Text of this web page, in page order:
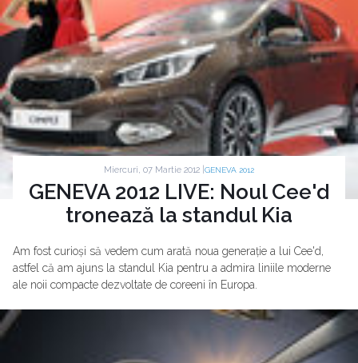
Miercuri, 07 Martie 2012 | GENEVA 2012
GENEVA 2012 LIVE: Noul Cee'd
tronează la standul Kia
Am fost curioși să vedem cum arată noua generație a lui Cee'd,
astfel că am ajuns la standul Kia pentru a admira liniile moderne
ale noii compacte dezvoltate de coreeni în Europa.